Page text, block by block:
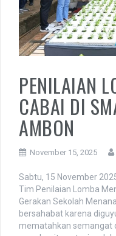
PENILAIAN
CABAI DI
AMBON
November 15, 2025
Sabtu, 15 November
Tim Penilaian Lomba
Gerakan Sekolah
bersahabat karena
mematahkan semangat
Ian
May 8, 2019 - 6:00 pm
Selamat Datang di
Ian
May 8, 2019 - 6:00 pm
Semoga Situs ini dapat